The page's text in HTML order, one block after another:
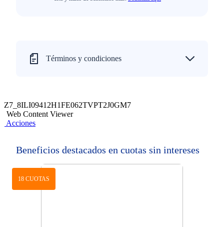
Términos y condiciones
Z7_8ILI09412H1FE062TVPT2J0GM7
Web Content Viewer
Acciones
Beneficios destacados en cuotas sin intereses
18 CUOTAS